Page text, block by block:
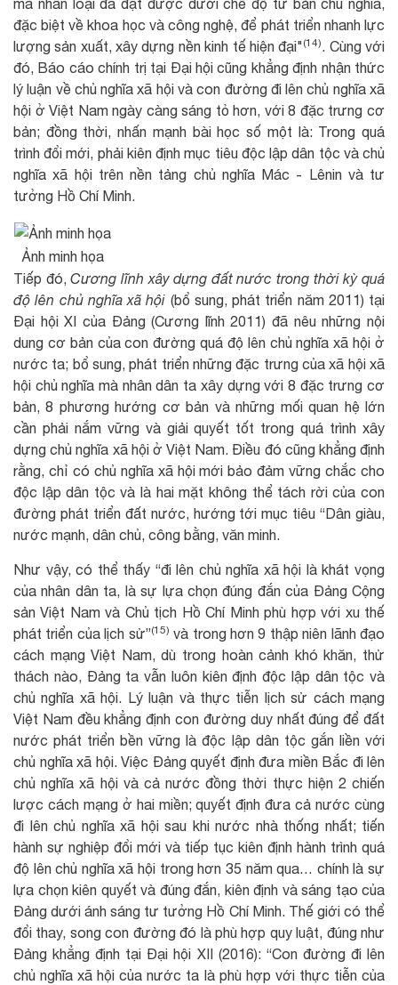
mà nhân loại đã đạt được dưới chế độ tư bản chủ nghĩa,
đặc biệt về khoa học và công nghệ, để phát triển nhanh lực
lượng sản xuất, xây dựng nền kinh tế hiện đại"(14). Cùng với
đó, Báo cáo chính trị tại Đại hội cũng khẳng định nhận thức
lý luận về chủ nghĩa xã hội và con đường đi lên chủ nghĩa xã
hội ở Việt Nam ngày càng sáng tỏ hơn, với 8 đặc trưng cơ
bản; đồng thời, nhấn mạnh bài học số một là: Trong quá
trình đổi mới, phải kiên định mục tiêu độc lập dân tộc và chủ
nghĩa xã hội trên nền tảng chủ nghĩa Mác - Lênin và tư
tưởng Hồ Chí Minh.
Ảnh minh họa
Tiếp đó,Cương lĩnh xây dựng đất nước trong thời kỳ quá
độ lên chủ nghĩa xã hội (bổ sung, phát triển năm 2011) tại
Đại hội XI của Đảng (Cương lĩnh 2011) đã nêu những nội
dung cơ bản của con đường quá độ lên chủ nghĩa xã hội ở
nước ta; bổ sung, phát triển những đặc trưng của xã hội xã
hội chủ nghĩa mà nhân dân ta xây dựng với 8 đặc trưng cơ
bản, 8 phương hướng cơ bản và những mối quan hệ lớn
cần phải nắm vững và giải quyết tốt trong quá trình xây
dựng chủ nghĩa xã hội ở Việt Nam. Điều đó cũng khẳng định
rằng, chỉ có chủ nghĩa xã hội mới bảo đảm vững chắc cho
độc lập dân tộc và là hai mặt không thể tách rời của con
đường phát triển đất nước, hướng tới mục tiêu “Dân giàu,
nước mạnh, dân chủ, công bằng, văn minh.
Như vậy, có thể thấy “đi lên chủ nghĩa xã hội là khát vọng
của nhân dân ta, là sự lựa chọn đúng đắn của Đảng Cộng
sản Việt Nam và Chủ tịch Hồ Chí Minh phù hợp với xu thế
phát triển của lịch sử”(15) và trong hơn 9 thập niên lãnh đạo
cách mạng Việt Nam, dù trong hoàn cảnh khó khăn, thử
thách nào, Đảng ta vẫn luôn kiên định độc lập dân tộc và
chủ nghĩa xã hội. Lý luận và thực tiễn lịch sử cách mạng
Việt Nam đều khẳng định con đường duy nhất đúng để đất
nước phát triển bền vững là độc lập dân tộc gắn liền với
chủ nghĩa xã hội. Việc Đảng quyết định đưa miền Bắc đi lên
chủ nghĩa xã hội và cả nước đồng thời thực hiện 2 chiến
lược cách mạng ở hai miền; quyết định đưa cả nước cùng
đi lên chủ nghĩa xã hội sau khi nước nhà thống nhất; tiến
hành sự nghiệp đổi mới và tiếp tục kiên định hành trình quá
độ lên chủ nghĩa xã hội trong hơn 35 năm qua… chính là sự
lựa chọn kiên quyết và đúng đắn, kiên định và sáng tạo của
Đảng dưới ánh sáng tư tưởng Hồ Chí Minh. Thế giới có thể
đổi thay, song con đường đó là phù hợp quy luật, đúng như
Đảng khẳng định tại Đại hội XII (2016): “Con đường đi lên
chủ nghĩa xã hội của nước ta là phù hợp với thực tiễn của